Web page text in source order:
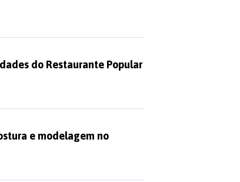
do Restaurante Popular
e modelagem no